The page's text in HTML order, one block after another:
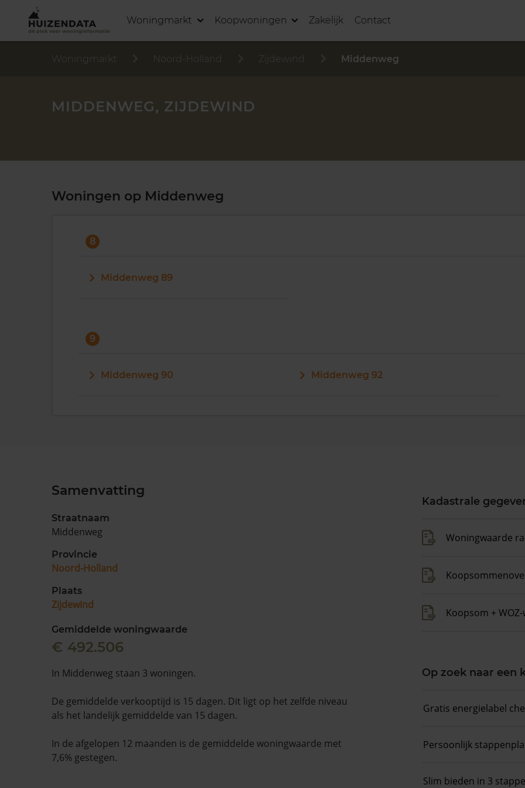
Woningmarkt Koopwoningen Zakelijk Contact
Woningmarkt Noord-Holland Zijdewind Middenweg
MIDDENWEG, ZIJDEWIND
Woningen op Middenweg
8
Middenweg 89
9
Middenweg 90 Middenweg 92
Samenvatting
Straatnaam
Middenweg
Provincie
Noord-Holland
Plaats
Zijdewind
Gemiddelde woningwaarde
€ 492.506
In Middenweg staan 3 woningen.
De gemiddelde verkooptijd is 15 dagen. Dit ligt op het zelfde niveau
als het landelijk gemiddelde van 15 dagen.
In de afgelopen 12 maanden is de gemiddelde woningwaarde met
7,6% gestegen.
Kadastrale
Woningwaarde
Koopsom +
Op zoek naar een
Gratis energielabel
Persoonlijk
Slim bieden in 3